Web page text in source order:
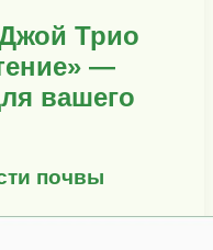
Трио
—
вашего
почвы